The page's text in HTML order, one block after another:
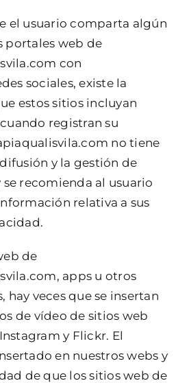
el usuario comparta algún
portales web de
con
sociales, existe la
estos sitios incluyan
registran su
no tiene
y la gestión de
se recomienda al usuario
relativa a sus
de
apps u otros
hay veces que se insertan
de vídeo de sitios web
y Flickr. El
en nuestros webs y
de que los sitios web de